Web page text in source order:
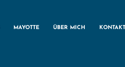
MAYOTTE ÜBER MICH KONTAKT